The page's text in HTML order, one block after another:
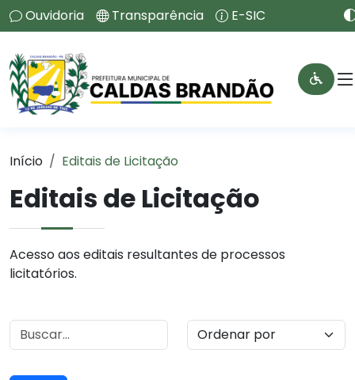
Ouvidoria Transparência E-SIC
Início Editais de Licitação
Editais de Licitação
Acesso aos editais resultantes de processos
licitatórios.